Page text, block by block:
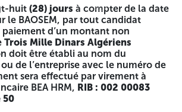
4514
Hassi R’mel
Wilaya de Laghouat
: 029 .18.72.16
D’OFFRES NATIONAL OUVERT
HRM/EGA/INV/2025
4514
huit (28) jours à compter de la date
le BAOSEM, par tout candidat
d’un montant non
Trois Mille Dinars Algériens
doit être établi au nom du
de l’entreprise avec le numéro de
sera effectué par virement à
BEA HRM, RIB : 002 00083
50